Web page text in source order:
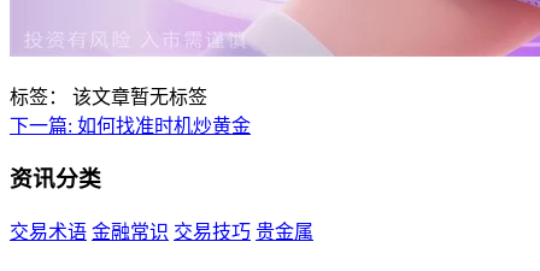
标签：
该文章暂无标签
下一篇: 如何找准时机炒黄金
资讯分类
交易术语 金融常识 交易技巧 贵金属